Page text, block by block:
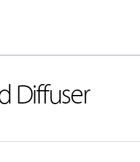
Diffuser